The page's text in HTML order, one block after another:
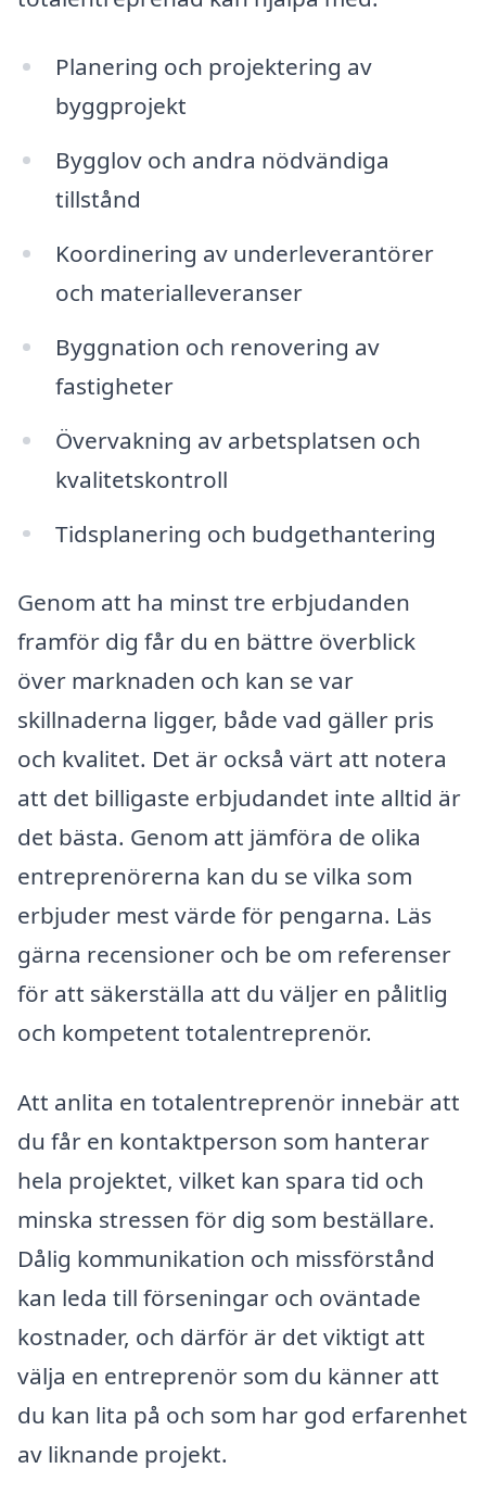
Planering och projektering av
byggprojekt
Bygglov och andra nödvändiga
tillstånd
Koordinering av underleverantörer
och materialleveranser
Byggnation och renovering av
fastigheter
Övervakning av arbetsplatsen och
kvalitetskontroll
Tidsplanering och budgethantering
Genom att ha minst tre erbjudanden
framför dig får du en bättre överblick
över marknaden och kan se var
skillnaderna ligger, både vad gäller pris
och kvalitet. Det är också värt att notera
att det billigaste erbjudandet inte alltid är
det bästa. Genom att jämföra de olika
entreprenörerna kan du se vilka som
erbjuder mest värde för pengarna. Läs
gärna recensioner och be om referenser
för att säkerställa att du väljer en pålitlig
och kompetent totalentreprenör.
Att anlita en totalentreprenör innebär att
du får en kontaktperson som hanterar
hela projektet, vilket kan spara tid och
minska stressen för dig som beställare.
Dålig kommunikation och missförstånd
kan leda till förseningar och oväntade
kostnader, och därför är det viktigt att
välja en entreprenör som du känner att
du kan lita på och som har god erfarenhet
av liknande projekt.